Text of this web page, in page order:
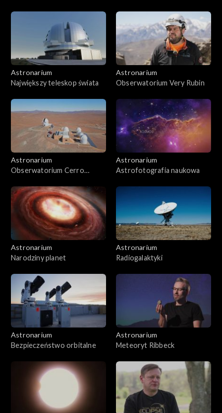
Astronarium
Największy teleskop świata
Astronarium
Obserwatorium Very Rubin
Astronarium
Obserwatorium Cerro
Astronarium
Astrofotografia naukowa
Astronarium
Narodziny planet
Astronarium
Radiogalaktyki
Astronarium
Bezpieczeństwo orbitalne
Astronarium
Meteoryt Ribbeck